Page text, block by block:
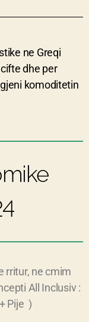
ne Greqi
dhe per
komoditetin
rritur, ne cmim
All Inclusiv :
Pije )